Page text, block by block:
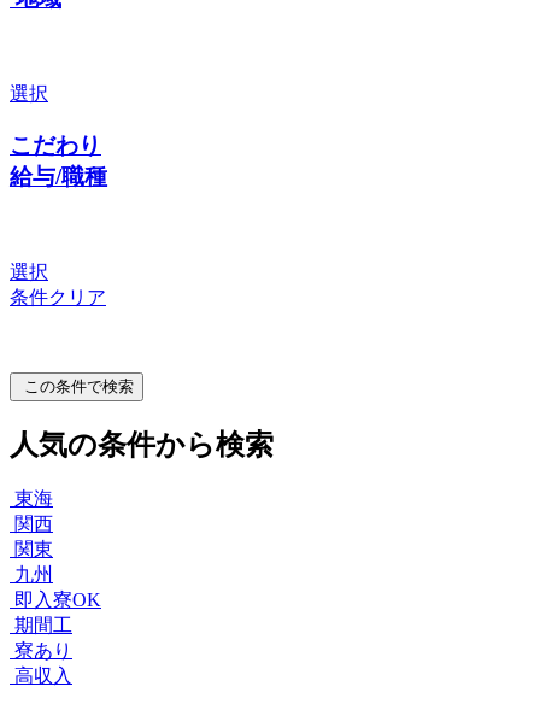
選択
こだわり
給与/職種
選択
条件クリア
この条件で検索
人気の条件から検索
東海
関西
関東
九州
即入寮OK
期間工
寮あり
高収入